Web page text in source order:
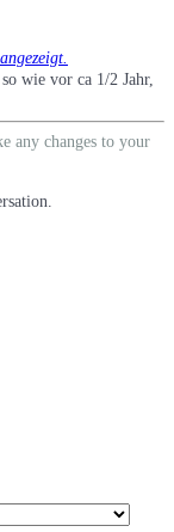
wie vor ca 1/2 Jahr,
any changes to your